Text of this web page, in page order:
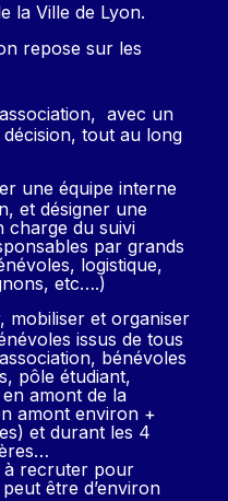
la Ville de Lyon.
repose sur les
avec un
tout au long
une équipe interne
et désigner une
charge du suivi
par grands
logistique,
etc….)
mobiliser et organiser
issus de tous
bénévoles
pôle étudiant,
amont de la
amont environ +
et durant les 4
à recruter pour
être d’environ